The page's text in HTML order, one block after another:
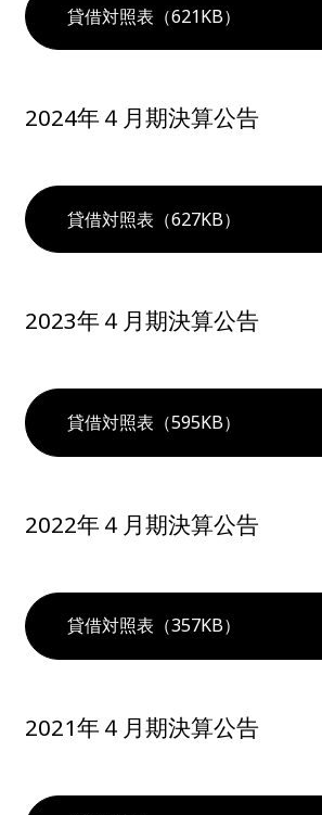
貸借対照表（621KB）
2024年４月期決算公告
貸借対照表（627KB）
2023年４月期決算公告
貸借対照表（595KB）
2022年４月期決算公告
貸借対照表（357KB）
2021年４月期決算公告